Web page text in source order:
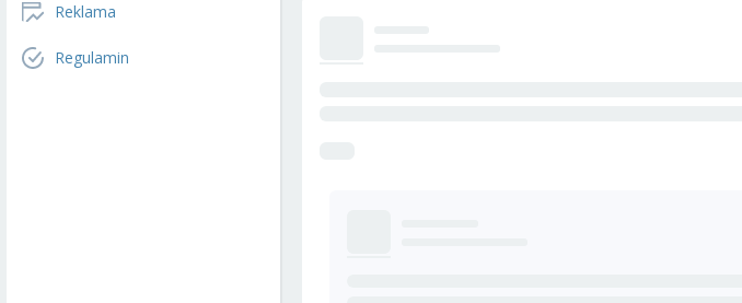
Reklama
Regulamin